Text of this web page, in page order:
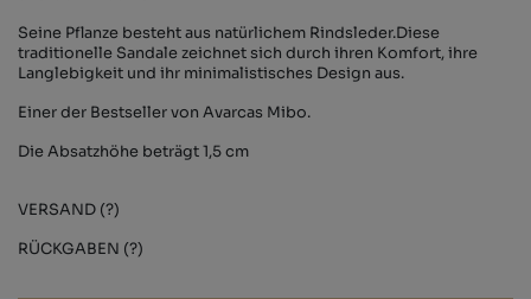
Seine Pflanze besteht aus natürlichem Rindsleder.Diese
traditionelle Sandale zeichnet sich durch ihren Komfort, ihre
Langlebigkeit und ihr minimalistisches Design aus.
Einer der Bestseller von Avarcas Mibo.
Die Absatzhöhe beträgt 1,5 cm
VERSAND (?)
RÜCKGABEN (?)